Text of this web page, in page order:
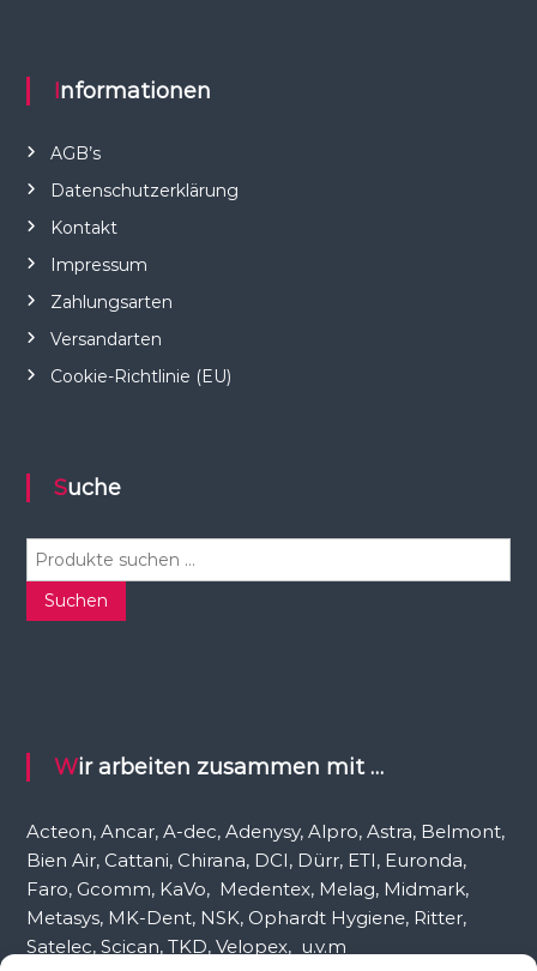
Informationen
AGB’s
Datenschutzerklärung
Kontakt
Impressum
Zahlungsarten
Versandarten
Cookie-Richtlinie (EU)
Suche
h
c
Suchen
Wir arbeiten zusammen mit …
Acteon, Ancar, A-dec, Adenysy, Alpro, Astra, Belmont,
Bien Air, Cattani, Chirana, DCI, Dürr, ETI, Euronda,
Faro, Gcomm, KaVo, Medentex, Melag, Midmark,
Metasys, MK-Dent, NSK, Ophardt Hygiene, Ritter,
Satelec, Scican, TKD, Velopex, u.v.m